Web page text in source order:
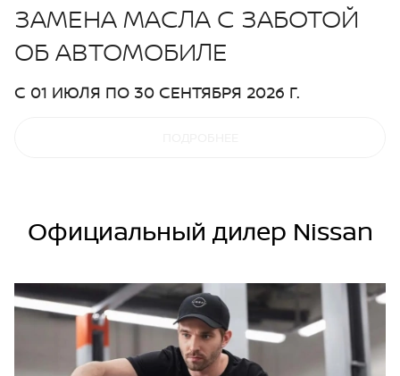
ЗАМЕНА МАСЛА С ЗАБОТОЙ
ОБ АВТОМОБИЛЕ
С 01 ИЮЛЯ ПО 30 СЕНТЯБРЯ 2026 Г.
Официальный дилер Nissan